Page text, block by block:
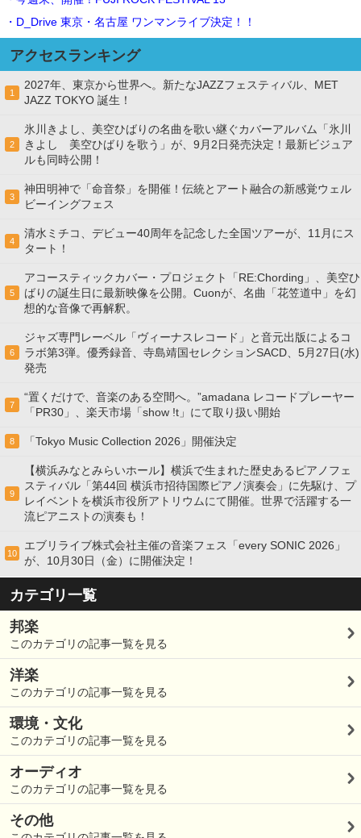
・D_Drive 東京・名古屋 ワンマンライブ決定！！
アクセスランキング
1
2027年、東京から世界へ。新たなJAZZフェスティバル、MET
JAZZ TOKYO 誕生！
2
氷川きよし、美空ひばりの名曲を歌い継ぐカバーアルバム「氷川
きよし 美空ひばりを歌う」が、9月2日発売決定！最新ビジュア
ルも同時公開！
3
神田明神で「命音祭」を開催！伝統とアート融合の新感覚ウェル
ビーイングフェス
4
清水ミチコ、デビュー40周年を記念した全国ツアーが、11月にス
タート！
5
アコースティックカバー・プロジェクト「RE:Chording」、美空ひ
ばりの誕生日に最新映像を公開。Cuonが、名曲「花笠道中」を幻
想的な音像で再解釈。
6
ジャズ専門レーベル「ヴィーナスレコード」と音元出版によるコ
ラボ第3弾。優秀録音、寺島靖国セレクションSACD、5月27日(水)
発売
7
“置くだけで、音楽のある空間へ。”amadana レコードプレーヤー
「PR30」、楽天市場「show !t」にて取り扱い開始
8 「Tokyo Music Collection 2026」開催決定
9
【横浜みなとみらいホール】横浜で生まれた歴史あるピアノフェ
スティバル「第44回 横浜市招待国際ピアノ演奏会」に先駆け、プ
レイベントを横浜市役所アトリウムにて開催。世界で活躍する一
流ピアニストの演奏も！
10
エブリライブ株式会社主催の音楽フェス「every SONIC 2026」
が、10月30日（金）に開催決定！
カテゴリ一覧
邦楽
このカテゴリの記事一覧を見る
洋楽
このカテゴリの記事一覧を見る
環境・文化
このカテゴリの記事一覧を見る
オーディオ
このカテゴリの記事一覧を見る
その他